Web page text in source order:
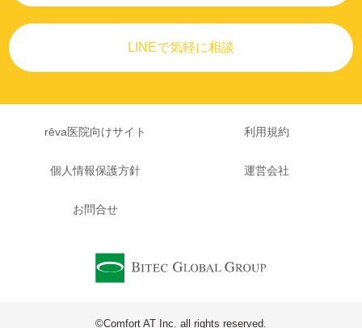
LINEで気軽に相談
rēva医院向けサイト 利用規約
個人情報保護方針 運営会社
お問合せ
©Comfort AT Inc. all rights reserved.